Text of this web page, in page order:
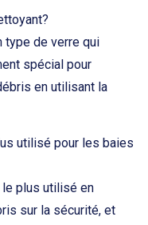
type de verre qui
spécial pour
en utilisant la
utilisé pour les baies
plus utilisé en
sur la sécurité, et